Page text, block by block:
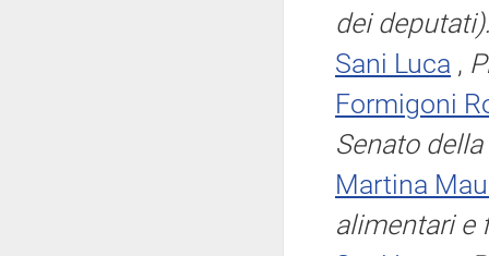
dei deputati):
Sani Luca ,
Formigoni
Senato
Martina
alimentari e